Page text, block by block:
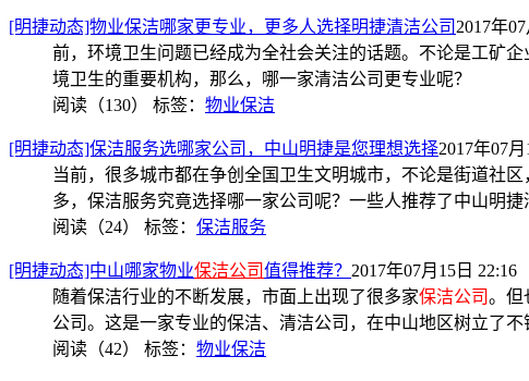
[明捷动态]物业保洁哪家更专业，更多人选择明捷清洁公司 2017年
前，环境卫生问题已经成为全社会关注的话题。不论是工矿
境卫生的重要机构，那么，哪一家清洁公司更专业呢？
阅读（130） 标签： 物业保洁
[明捷动态]保洁服务选哪家公司，中山明捷是您理想选择2017年07
当前，很多城市都在争创全国卫生文明城市，不论是街道社
多，保洁服务究竟选择哪一家公司呢？一些人推荐了中山明捷
阅读（24） 标签： 保洁服务
[明捷动态]中山哪家物业保洁公司值得推荐？ 2017年07月15日 22:16
随着保洁行业的不断发展，市面上出现了很多家保洁公司。但
公司。这是一家专业的保洁、清洁公司，在中山地区树立了不
阅读（42） 标签： 物业保洁